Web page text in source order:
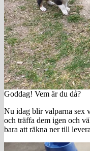
Goddag! Vem är du då?
Nu idag blir valparna sex
och träffa dem igen och
bara att räkna ner till